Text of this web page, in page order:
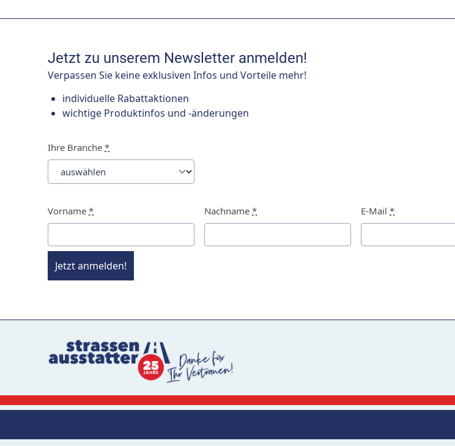
Jetzt zu unserem Newsletter anmelden!
Verpassen Sie keine exklusiven Infos und Vorteile mehr!
individuelle Rabattaktionen
wichtige Produktinfos und -änderungen
Ihre Branche *
Vorname * Nachname * E-Mail *
Jetzt anmelden!